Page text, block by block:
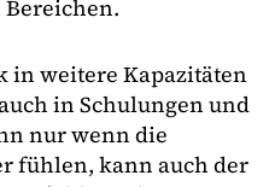
in weitere Kapazitäten
in Schulungen und
nur wenn die
fühlen, kann auch der